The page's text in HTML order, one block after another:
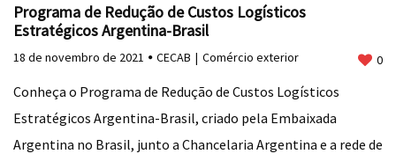
Programa de Redução de Custos Logísticos
Estratégicos Argentina-Brasil
18 de novembro de 2021 CECAB Comércio exterior 0
Conheça o Programa de Redução de Custos Logísticos
Estratégicos Argentina-Brasil, criado pela Embaixada
Argentina no Brasil, junto a Chancelaria Argentina e a rede de